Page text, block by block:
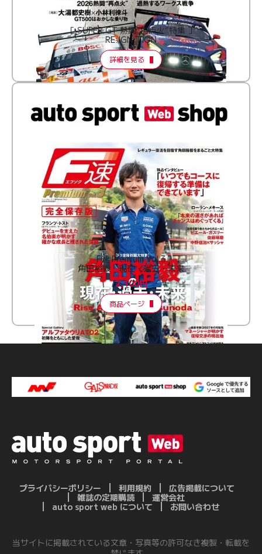
［ SUPER GT 熱闘“再点火”特集 ］
RE:IGNITION
詳細を見る
F速 Premium Vol.3
角田裕毅 現在・過去・未来
2,100円
商品ページ
プライバシーポリシー 利用規約
広告掲載について
雑誌の定期購読
運営会社
auto sport web について
お問い合わせ
当サイトに掲載されている文章・写真等の許可なき複製・転載を